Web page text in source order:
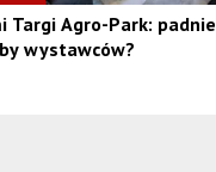
Targi Agro-Park: padnie
wystawców?